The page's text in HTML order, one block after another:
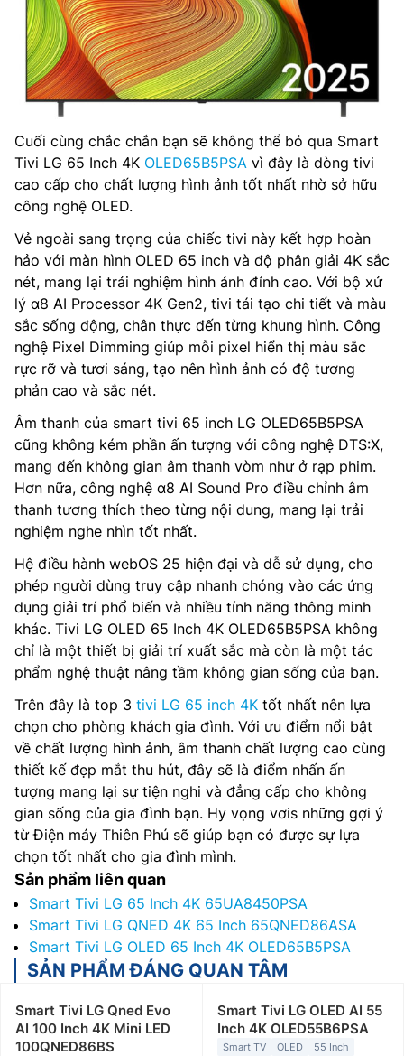
Cuối cùng chắc chắn bạn sẽ không thể bỏ qua Smart
Tivi LG 65 Inch 4K OLED65B5PSA vì đây là dòng tivi
cao cấp cho chất lượng hình ảnh tốt nhất nhờ sở hữu
công nghệ OLED.
Vẻ ngoài sang trọng của chiếc tivi này kết hợp hoàn
hảo với màn hình OLED 65 inch và độ phân giải 4K sắc
nét, mang lại trải nghiệm hình ảnh đỉnh cao. Với bộ xử
lý α8 AI Processor 4K Gen2, tivi tái tạo chi tiết và màu
sắc sống động, chân thực đến từng khung hình. Công
nghệ Pixel Dimming giúp mỗi pixel hiển thị màu sắc
rực rỡ và tươi sáng, tạo nên hình ảnh có độ tương
phản cao và sắc nét.
Âm thanh của smart tivi 65 inch LG OLED65B5PSA
cũng không kém phần ấn tượng với công nghệ DTS:X,
mang đến không gian âm thanh vòm như ở rạp phim.
Hơn nữa, công nghệ α8 AI Sound Pro điều chỉnh âm
thanh tương thích theo từng nội dung, mang lại trải
nghiệm nghe nhìn tốt nhất.
Hệ điều hành webOS 25 hiện đại và dễ sử dụng, cho
phép người dùng truy cập nhanh chóng vào các ứng
dụng giải trí phổ biến và nhiều tính năng thông minh
khác. Tivi LG OLED 65 Inch 4K OLED65B5PSA không
chỉ là một thiết bị giải trí xuất sắc mà còn là một tác
phẩm nghệ thuật nâng tầm không gian sống của bạn.
Trên đây là top 3 tivi LG 65 inch 4K tốt nhất nên lựa
chọn cho phòng khách gia đình. Với ưu điểm nổi bật
về chất lượng hình ảnh, âm thanh chất lượng cao cùng
thiết kế đẹp mắt thu hút, đây sẽ là điểm nhấn ấn
tượng mang lại sự tiện nghi và đẳng cấp cho không
gian sống của gia đình bạn. Hy vọng vơis những gợi ý
từ Điện máy Thiên Phú sẽ giúp bạn có được sự lựa
chọn tốt nhất cho gia đình mình.
Sản phẩm liên quan
Smart Tivi LG 65 Inch 4K 65UA8450PSA
Smart Tivi LG QNED 4K 65 Inch 65QNED86ASA
Smart Tivi LG OLED 65 Inch 4K OLED65B5PSA
SẢN PHẨM ĐÁNG QUAN TÂM
Smart Tivi LG Qned Evo
AI 100 Inch 4K Mini LED
100QNED86BS
Smart Tivi LG OLED AI 55
Inch 4K OLED55B6PSA
Smart TV OLED 55 Inch